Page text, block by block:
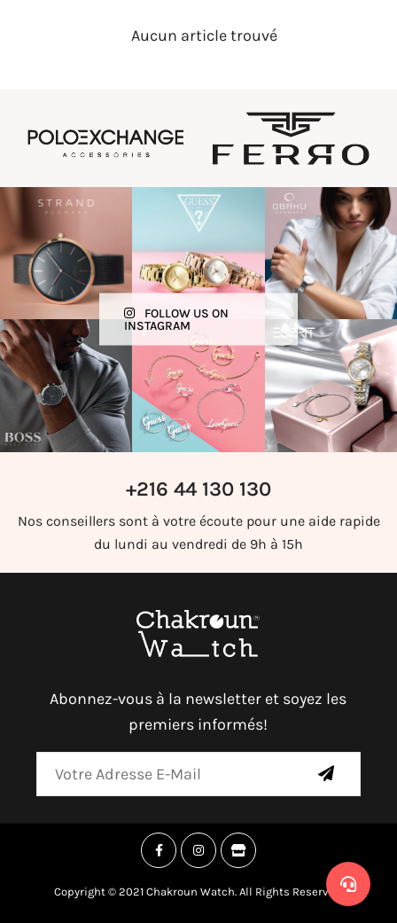
Aucun article trouvé
FOLLOW US ON
INSTAGRAM
+216 44 130 130
Nos conseillers sont à votre écoute pour une aide rapide
du lundi au vendredi de 9h à 15h
Abonnez-vous à la newsletter et soyez les
premiers informés!
Copyright © 2021 Chakroun Watch. All Rights Reserved.